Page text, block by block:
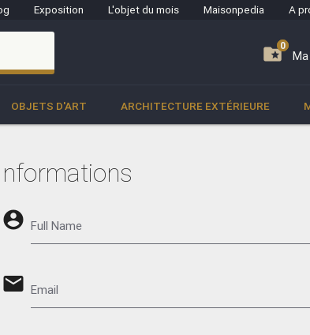
Exposition L'objet du mois Maisonpedia A
folder_special0
0
OBJETS D'ART ARCHITECTURE EXTÉRIEURE
account_circle Full Name
email Email